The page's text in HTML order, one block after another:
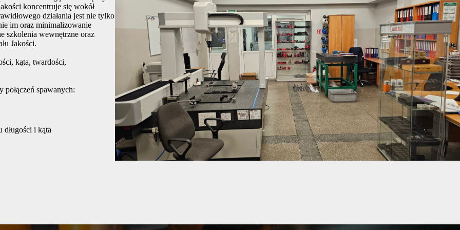
koncentruje się wokół
działania jest nie tylko
im oraz minimalizowanie
szkolenia wewnętrzne oraz
Jakości.
kąta, twardości,
połączeń spawanych:
i kąta